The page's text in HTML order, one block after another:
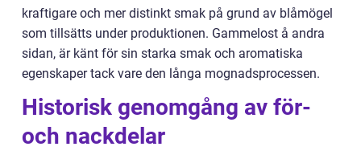
kraftigare och mer distinkt smak på grund av blåmögel
som tillsätts under produktionen. Gammelost å andra
sidan, är känt för sin starka smak och aromatiska
egenskaper tack vare den långa mognadsprocessen.
Historisk genomgång av för-
och nackdelar